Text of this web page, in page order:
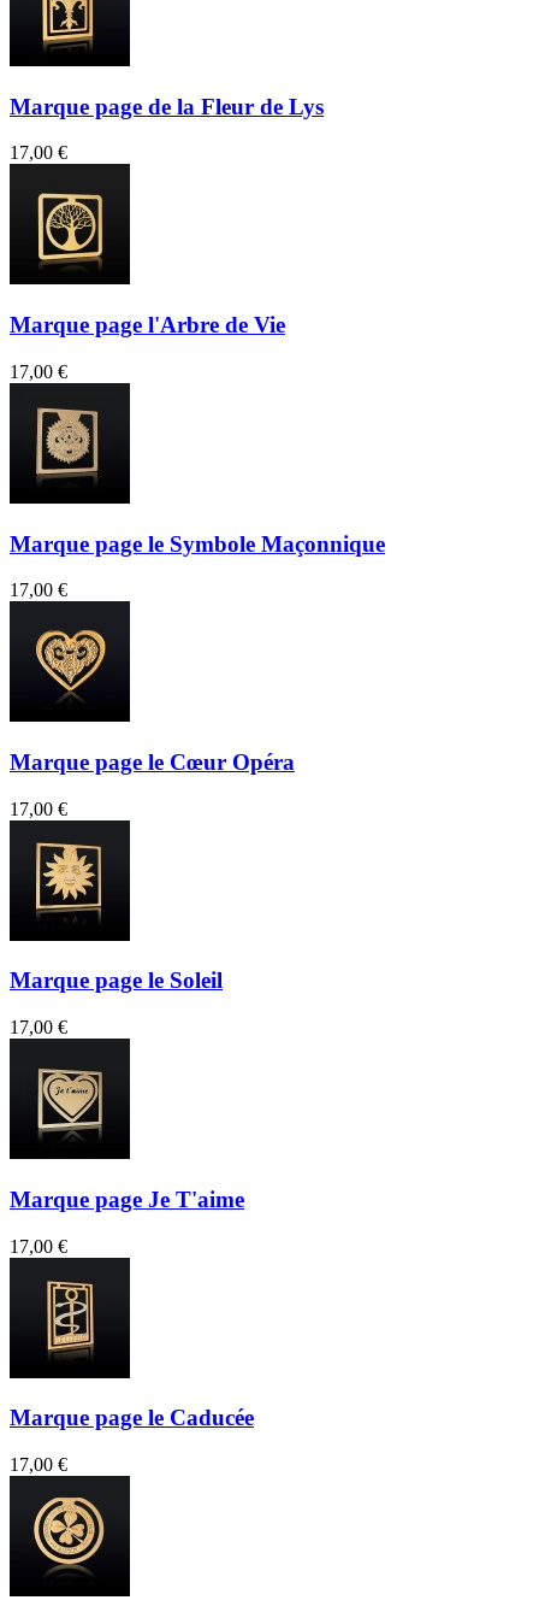
Marque page de la Fleur de Lys
17,00 €
Marque page l'Arbre de Vie
17,00 €
Marque page le Symbole Maçonnique
17,00 €
Marque page le Cœur Opéra
17,00 €
Marque page le Soleil
17,00 €
Marque page Je T'aime
17,00 €
Marque page le Caducée
17,00 €